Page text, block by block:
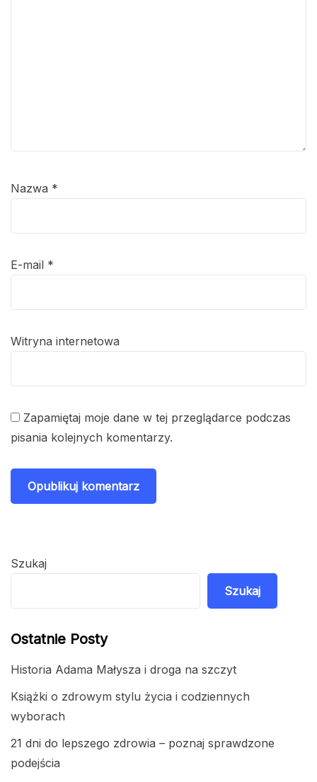
Nazwa *
E-mail *
Witryna internetowa
Zapamiętaj moje dane w tej przeglądarce podczas
pisania kolejnych komentarzy.
Szukaj
Szukaj
Ostatnie Posty
Historia Adama Małysza i droga na szczyt
Książki o zdrowym stylu życia i codziennych
wyborach
21 dni do lepszego zdrowia – poznaj sprawdzone
podejścia